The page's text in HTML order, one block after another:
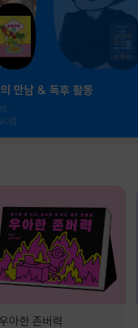
의 만남 & 독후 활동
점
아한 존버력